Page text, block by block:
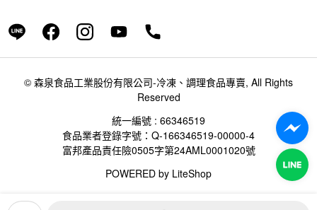
© 森泉食品工業股份有限公司-冷凍、調理食品專賣, All Rights
Reserved
統一編號 : 66346519
食品業者登錄字號：Q-166346519-00000-4
富邦產品責任險0505字第24AML0001020號
POWERED by LiteShop